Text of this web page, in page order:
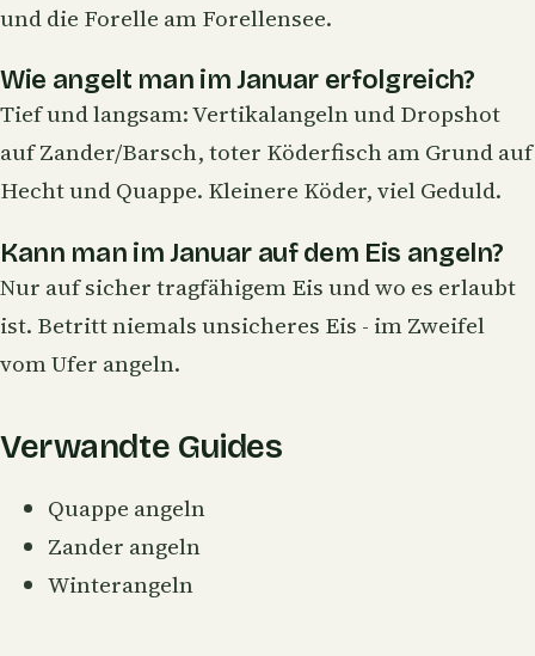
und die Forelle am Forellensee.
Wie angelt man im Januar erfolgreich?
Tief und langsam: Vertikalangeln und Dropshot
auf Zander/Barsch, toter Köderfisch am Grund auf
Hecht und Quappe. Kleinere Köder, viel Geduld.
Kann man im Januar auf dem Eis angeln?
Nur auf sicher tragfähigem Eis und wo es erlaubt
ist. Betritt niemals unsicheres Eis - im Zweifel
vom Ufer angeln.
Verwandte Guides
Quappe angeln
Zander angeln
Winterangeln